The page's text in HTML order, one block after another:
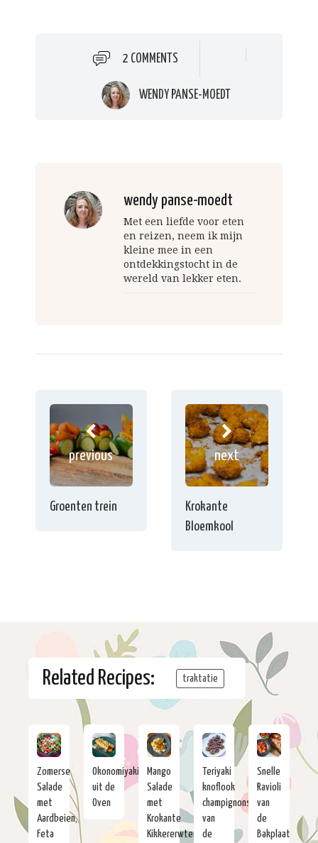
2 COMMENTS
WENDY PANSE-MOEDT
wendy panse-moedt
Met een liefde voor eten
en reizen, neem ik mijn
kleine mee in een
ontdekkingstocht in de
wereld van lekker eten.
previous
Groenten trein
next
Krokante
Bloemkool
Related Recipes: traktatie
Zomerse
Salade
met
Aardbeien,
Feta
Okonomiyaki
uit de
Oven
Mango
Salade
met
Krokante
Kikkererwten
Teriyaki
knoflook
champignons
van
de
Snelle
Ravioli
van
de
Bakplaat